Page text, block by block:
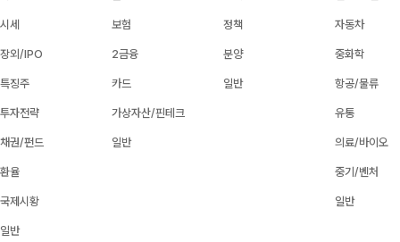
시세
장외/IPO
특징주
투자전략
채권/펀드
환율
국제시황
일반
보험
2금융
카드
가상자산/핀테크
일반
정책
분양
일반
자동차
중화학
항공/물류
유통
의료/바이오
중기/벤처
일반